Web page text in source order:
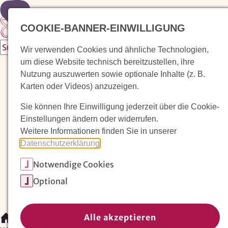
Zur Startseite
Waldorfkindergarten finden
Pädagogischer Ansatz
Arbeit im Waldorfkindergarten
Unser Verein
Magazin: Erziehungskunst frühe Kindheit
Waldorfkindergarten finden/
COOKIE-BANNER-EINWILLIGUNG
Wir verwenden Cookies und ähnliche Technologien,
um diese Website technisch bereitzustellen, ihre
Nutzung auszuwerten sowie optionale Inhalte (z. B.
Karten oder Videos) anzuzeigen.
Sie können Ihre Einwilligung jederzeit über die Cookie-
Einstellungen ändern oder widerrufen.
Weitere Informationen finden Sie in unserer
Datenschutzerklärung
Notwendige Cookies
Optional
Alle akzeptieren